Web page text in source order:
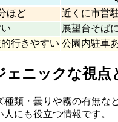
ほど 近くに市営
展望台そば
行きやすい 公園内駐車
ニックな視点
類・曇りや霧の有無
にも役立つ情報です。